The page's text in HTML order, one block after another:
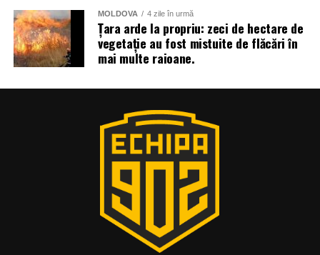
MOLDOVA 4 zile în urmă
Țara arde la propriu: zeci de hectare de
vegetație au fost mistuite de flăcări în
mai multe raioane.